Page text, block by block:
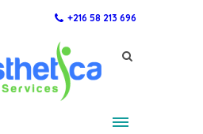
+216 58 213 696